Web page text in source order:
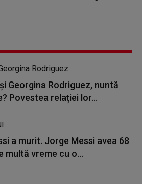
Georgina Rodriguez, nuntă
Povestea relației lor...
a murit. Jorge Messi avea 68
multă vreme cu o...